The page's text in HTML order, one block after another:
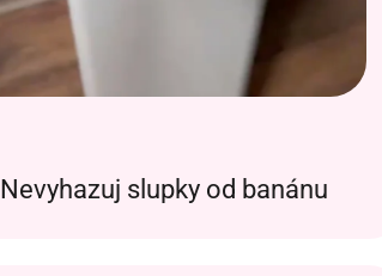
Nevyhazuj slupky od banánu